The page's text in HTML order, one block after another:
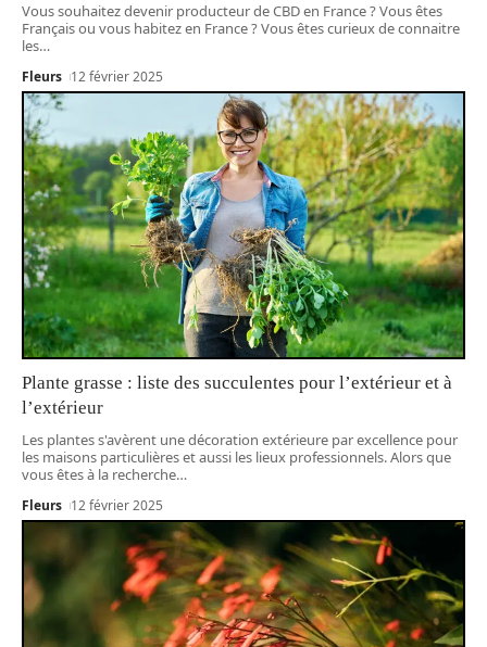
Vous souhaitez devenir producteur de CBD en France ? Vous êtes
Français ou vous habitez en France ? Vous êtes curieux de connaitre
les…
Fleurs 12 février 2025
Plante grasse : liste des succulentes pour l’extérieur et à
l’extérieur
Les plantes s'avèrent une décoration extérieure par excellence pour
les maisons particulières et aussi les lieux professionnels. Alors que
vous êtes à la recherche…
Fleurs 12 février 2025